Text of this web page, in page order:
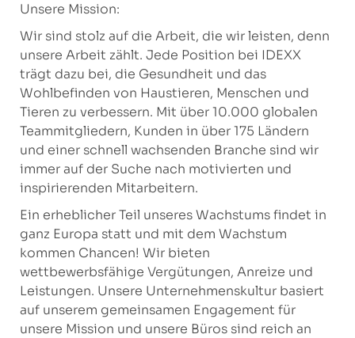
Unsere Mission:
Wir sind stolz auf die Arbeit, die wir leisten, denn
unsere Arbeit zählt. Jede Position bei IDEXX
trägt dazu bei, die Gesundheit und das
Wohlbefinden von Haustieren, Menschen und
Tieren zu verbessern. Mit über 10.000 globalen
Teammitgliedern, Kunden in über 175 Ländern
und einer schnell wachsenden Branche sind wir
immer auf der Suche nach motivierten und
inspirierenden Mitarbeitern.
Ein erheblicher Teil unseres Wachstums findet in
ganz Europa statt und mit dem Wachstum
kommen Chancen! Wir bieten
wettbewerbsfähige Vergütungen, Anreize und
Leistungen. Unsere Unternehmenskultur basiert
auf unserem gemeinsamen Engagement für
unsere Mission und unsere Büros sind reich an